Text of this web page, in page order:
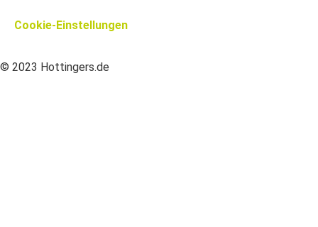
Cookie-Einstellungen
© 2023 Hottingers.de